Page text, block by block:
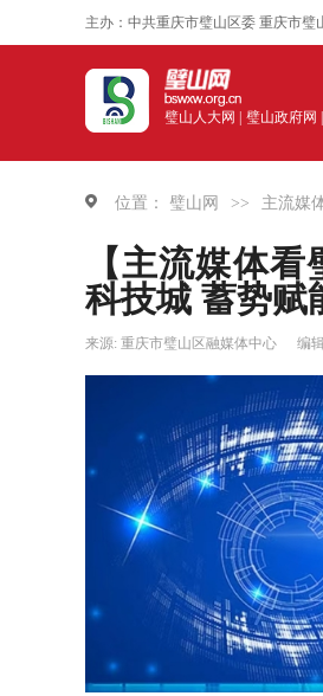
主办：中共重庆市璧山区委 重庆市
璧山人大网 | 璧山政府网 |
位置： 璧山网 >> 主流媒
【主流媒体
科技城 蓄势赋
来源: 重庆市璧山区融媒体中心 编